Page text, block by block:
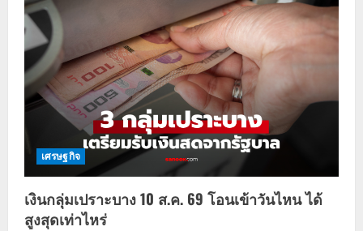
เศรษฐกิจ
เงินกลุ่มเปราะบาง 10 ส.ค. 69 โอนเข้าวันไหน ได้
สูงสุดเท่าไหร่